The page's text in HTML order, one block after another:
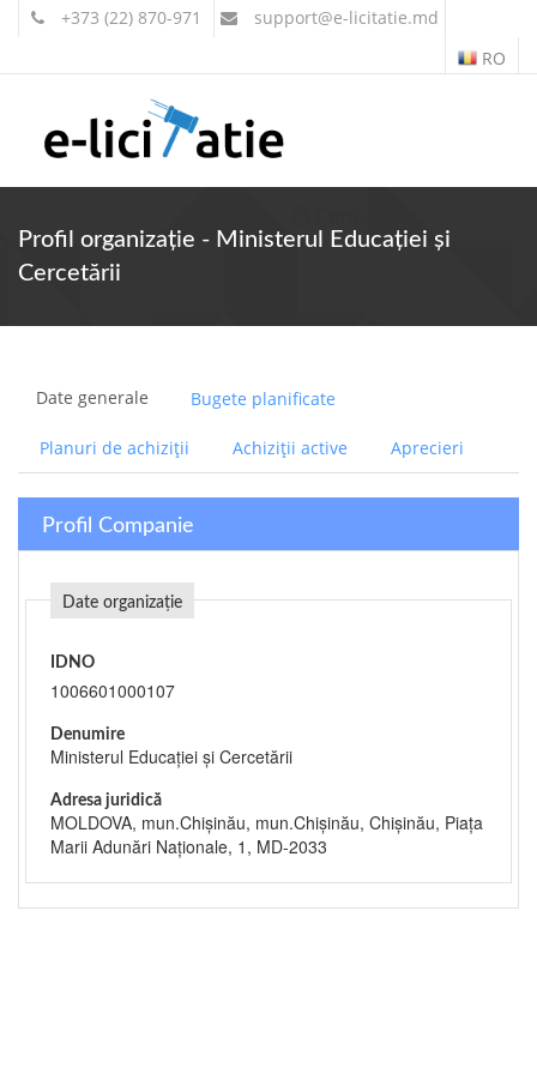
+373 (22) 870-971 support@e-licitatie.md
RO
Profil organizație - Ministerul Educației și
Cercetării
Date generale Bugete planificate
Planuri de achiziții Achiziții active Aprecieri
Profil Companie
Date organizație
IDNO
1006601000107
Denumire
Ministerul Educației și Cercetării
Adresa juridică
MOLDOVA, mun.Chişinău, mun.Chişinău, Chişinău, Piaţa
Marii Adunări Naţionale, 1, MD-2033